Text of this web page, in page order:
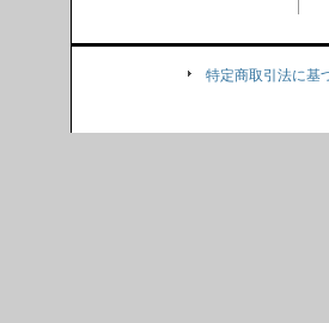
特定商取引法に基